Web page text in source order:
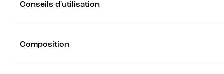
Conseils d'utilisation
Composition